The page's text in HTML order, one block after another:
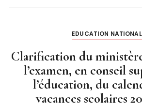
EDUCATION
Clarification du
l’examen, en conseil
l’éducation, du
vacances scolaires